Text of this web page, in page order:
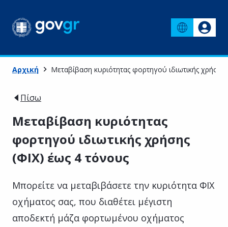
Αρχική Μεταβίβαση κυριότητας φορτηγού ιδιωτικής
Πίσω
Μεταβίβαση κυριότητας
φορτηγού ιδιωτικής χρήσης
(ΦΙΧ) έως 4 τόνους
Μπορείτε να μεταβιβάσετε την κυριότητα ΦΙΧ
οχήματος σας, που διαθέτει μέγιστη
αποδεκτή μάζα φορτωμένου οχήματος